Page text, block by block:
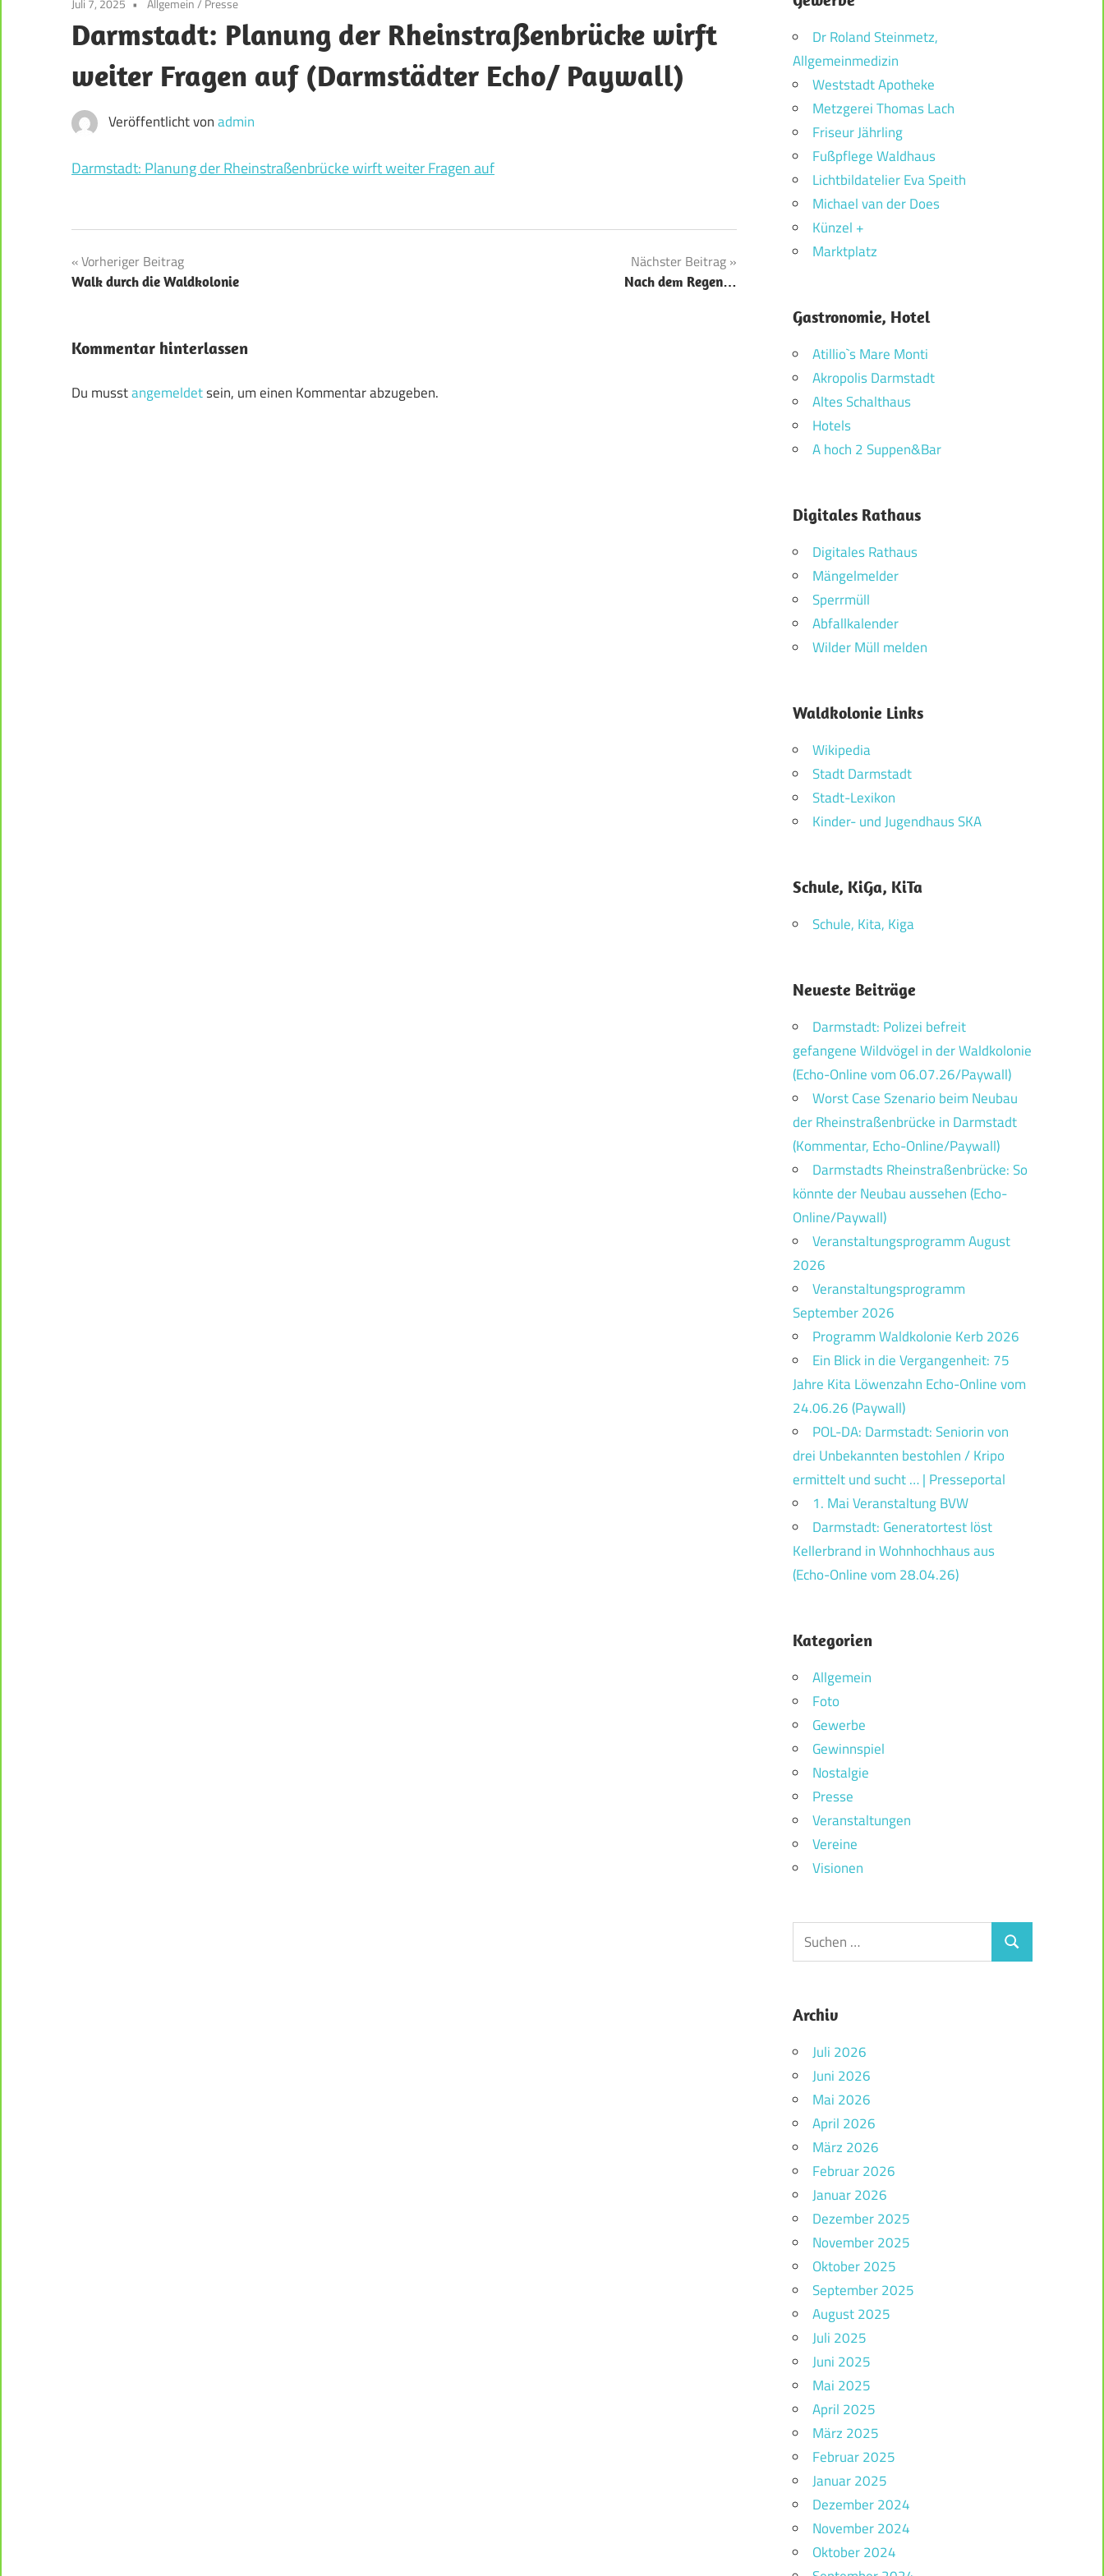
der
Weststadt
Darmstadt
Darmstadt: Planung der Rheinstraßenbrücke wirft
weiter Fragen auf (Darmstädter Echo/ Paywall)
Veröffentlicht vonadmin
Darmstadt: Planung der Rheinstraßenbrücke wirft weiter Fragen auf
Beitragsnavigation
Vorheriger Beitrag
Walk durch die Waldkolonie
Nächster Beitrag
Nach dem Regen…
Kommentar hinterlassen
Du musstangemeldetsein, um einen Kommentar abzugeben.
Dr Roland Steinmetz,
Allgemeinmedizin
Weststadt Apotheke
Metzgerei Thomas Lach
Friseur Jährling
Fußpflege Waldhaus
Lichtbildatelier Eva Speith
Michael van der Does
Künzel +
Marktplatz
Gastronomie, Hotel
Atillio`s Mare Monti
Akropolis Darmstadt
Altes Schalthaus
Hotels
A hoch 2 Suppen&Bar
Digitales Rathaus
Digitales Rathaus
Mängelmelder
Sperrmüll
Abfallkalender
Wilder Müll melden
Waldkolonie Links
Wikipedia
Stadt Darmstadt
Stadt-Lexikon
Kinder- und Jugendhaus SKA
Schule, KiGa, KiTa
Schule, Kita, Kiga
Neueste Beiträge
Darmstadt: Polizei befreit
gefangene Wildvögel in der Waldkolonie
(Echo-Online vom 06.07.26/Paywall)
Worst Case Szenario beim Neubau
der Rheinstraßenbrücke in Darmstadt
(Kommentar, Echo-Online/Paywall)
Darmstadts Rheinstraßenbrücke: So
könnte der Neubau aussehen (Echo-
Online/Paywall)
Veranstaltungsprogramm August
2026
Veranstaltungsprogramm
September 2026
Programm Waldkolonie Kerb 2026
Ein Blick in die Vergangenheit: 75
Jahre Kita Löwenzahn Echo-Online vom
24.06.26 (Paywall)
POL-DA: Darmstadt: Seniorin von
drei Unbekannten bestohlen / Kripo
ermittelt und sucht … | Presseportal
1. Mai Veranstaltung BVW
Darmstadt: Generatortest löst
Kellerbrand in Wohnhochhaus aus
(Echo-Online vom 28.04.26)
Kategorien
Allgemein
Foto
Gewerbe
Gewinnspiel
Nostalgie
Presse
Veranstaltungen
Vereine
Visionen
Archiv
Juli 2026
Juni 2026
Mai 2026
April 2026
März 2026
Februar 2026
Januar 2026
Dezember 2025
November 2025
Oktober 2025
September 2025
August 2025
Juli 2025
Juni 2025
Mai 2025
April 2025
März 2025
Februar 2025
Januar 2025
Dezember 2024
November 2024
Oktober 2024